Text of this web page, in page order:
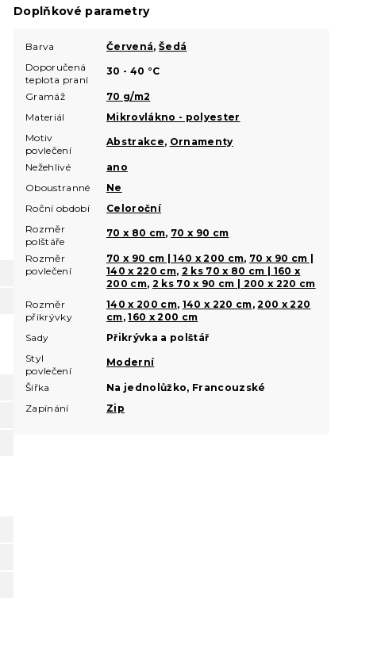
Doplňkové parametry
Barva Červená,Šedá
Doporučená
teplota praní
30 - 40 °C
Gramáž
70 g/m2
Materiál
Mikrovlákno - polyester
Motiv
povlečení
Abstrakce, Ornamenty
Nežehlivé
ano
Oboustranné
Ne
Roční období
Celoroční
Rozměr
polštáře
70 x 80 cm, 70 x 90 cm
Rozměr
povlečení
70 x 90 cm | 140 x 200 cm, 70 x 90 cm |
140 x 220 cm, 2 ks 70 x 80 cm | 160 x
200 cm, 2 ks 70 x 90 cm | 200 x 220 cm
Rozměr
přikrývky
140 x 200 cm, 140 x 220 cm,200 x 220
cm,160 x 200 cm
Sady
Přikrývka a polštář
Styl
povlečení
Moderní
Šířka
Na jednolůžko, Francouzské
Zapínání
Zip